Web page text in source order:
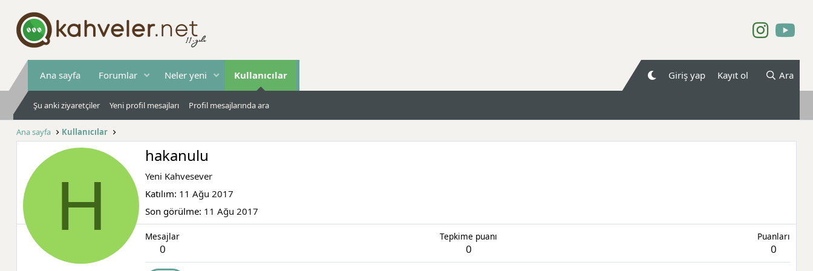
Ana sayfa Forumlar Neler yeni Kullanıcılar Giriş yap Kayıt ol Ara
Şu anki ziyaretçiler Yeni profil mesajları Profil mesajlarında ara
Ana sayfa Kullanıcılar
H
hakanulu
Yeni Kahvesever
Katılım 11 Ağu 2017
Son görülme 11 Ağu 2017
Mesajlar
0
Tepkime puanı
0
Puanları
0